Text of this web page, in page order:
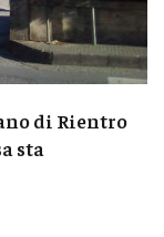
di Rientro
sta